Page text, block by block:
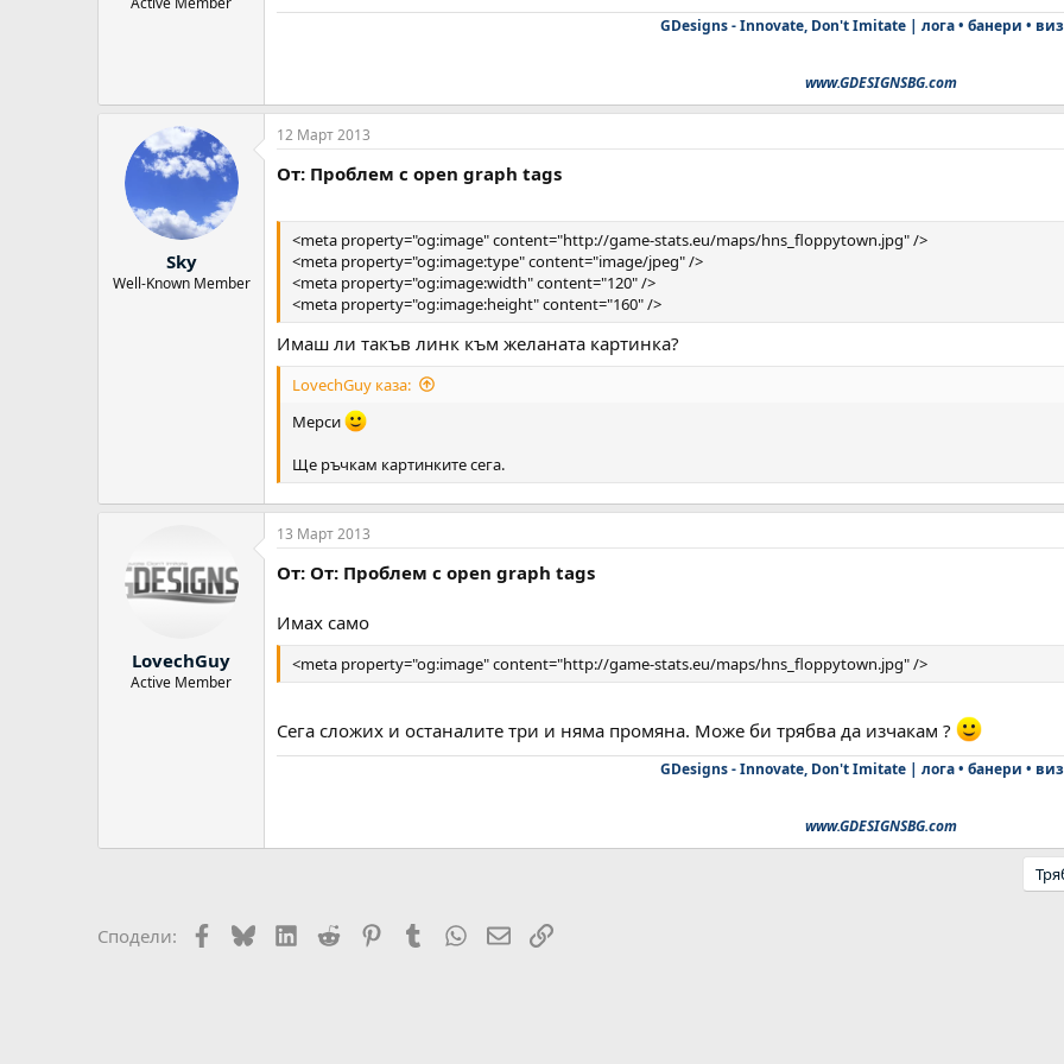
GDesigns - Innovate, Don't Imitate | лога • банери •
www.GDESIGNSBG.com
Sky
Well-Known Member
12 Март 2013
От: Проблем с оpen graph tags
<meta property="og:image" content="http://game-stats.eu/maps/hns_floppytown.jpg" />
<meta property="og:image:type" content="image/jpeg" />
<meta property="og:image:width" content="120" />
<meta property="og:image:height" content="160" />
Имаш ли такъв линк към желаната картинка?
LovechGuy каза:
Мерси
Ще ръчкам картинките сега.
LovechGuy
Active Member
13 Март 2013
От: От: Проблем с оpen graph tags
Имах само
<meta property="og:image" content="http://game-stats.eu/maps/hns_floppytown.jpg" />
Сега сложих и останалите три и няма промяна. Може би трябва да изчакам ?
GDesigns - Innovate, Don't Imitate | лога • банери •
www.GDESIGNSBG.com
Сподели: Facebook
BlueskyLinkedIn
Reddit PinterestTumblr WhatsApp
EmailLink